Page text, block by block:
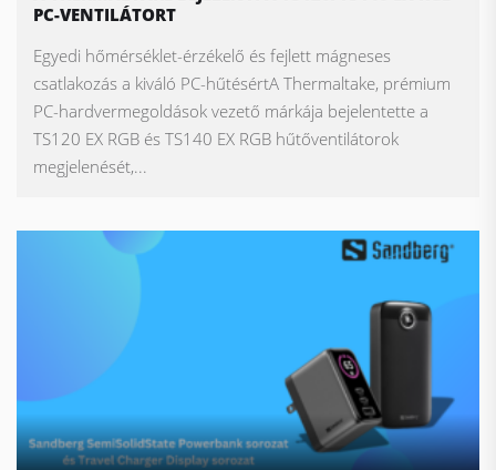
PC-VENTILÁTORT
Egyedi hőmérséklet-érzékelő és fejlett mágneses
csatlakozás a kiváló PC-hűtésértA Thermaltake, prémium
PC-hardvermegoldások vezető márkája bejelentette a
TS120 EX RGB és TS140 EX RGB hűtőventilátorok
megjelenését,...